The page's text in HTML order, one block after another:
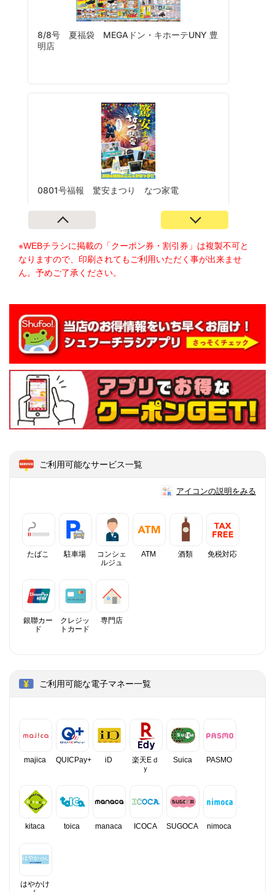
※WEBチラシに掲載の「クーポン券・割引券」は複製不可と
なりますので、印刷されてもご利用いただく事が出来ませ
ん。予めご了承ください。
ご利用可能なサービス一覧
アイコンの説明をみる
たばこ 駐車場
コンシェ
ルジュ
ATM 酒類 免税対応
銀聯カー
ド
クレジッ
トカード
専門店
ご利用可能な電子マネー一覧
majica QUICPay+ iD
楽天Eｄ
ｙ
Suica PASMO
kitaca toica manaca ICOCA SUGOCA nimoca
はやかけ